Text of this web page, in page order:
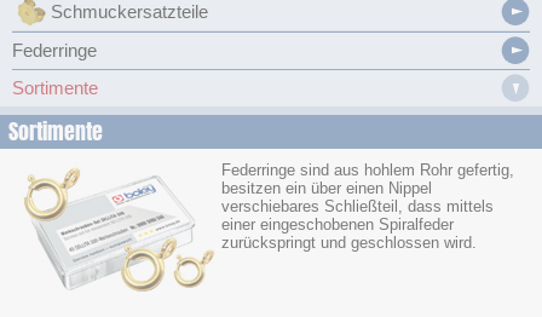
Schmuckersatzteile
Federringe
Sortimente
Sortimente
Federringe sind aus hohlem Rohr gefertig,
besitzen ein über einen Nippel
verschiebares Schließteil, dass mittels
einer eingeschobenen Spiralfeder
zurückspringt und geschlossen wird.